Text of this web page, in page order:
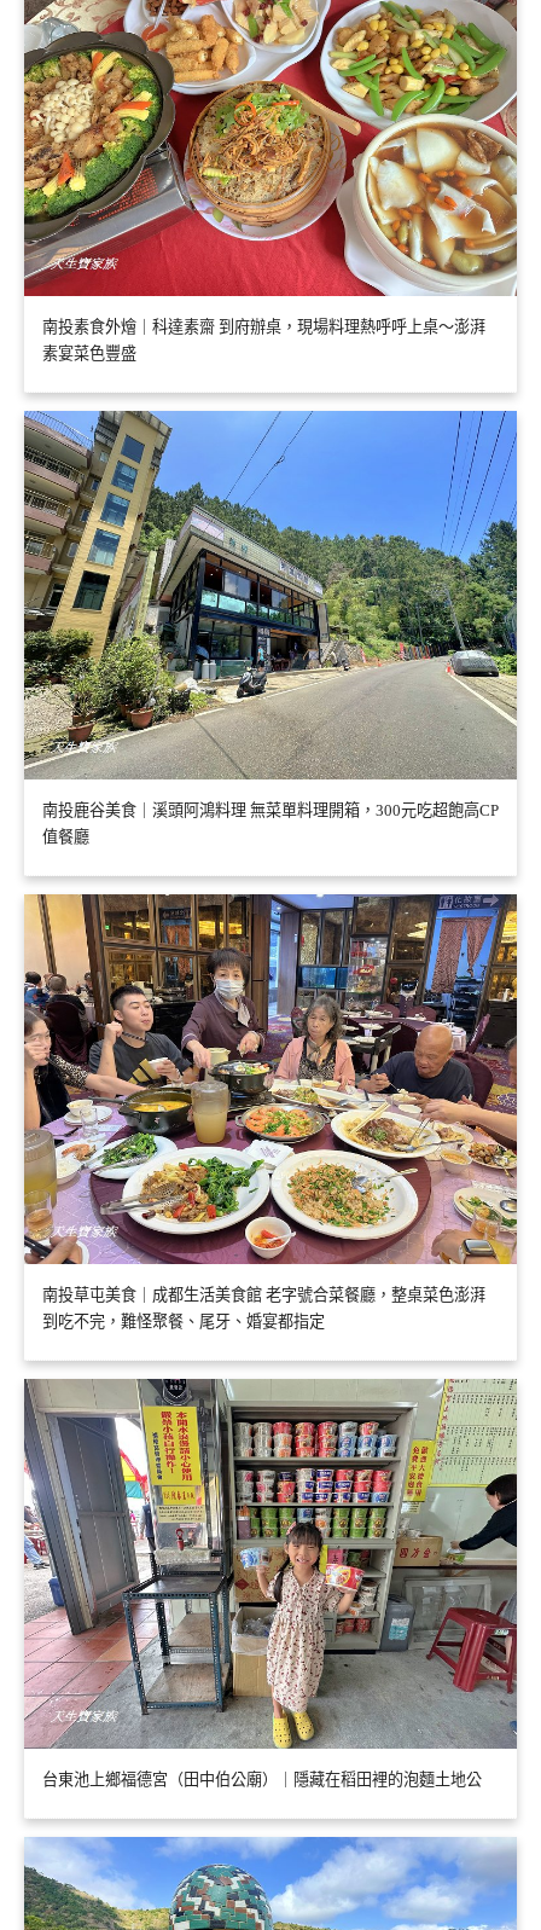
南投素食外燴｜科達素齋 到府辦桌，現場料理熱呼呼上桌～澎湃
素宴菜色豐盛
南投鹿谷美食｜溪頭阿鴻料理 無菜單料理開箱，300元吃超飽高CP
值餐廳
南投草屯美食｜成都生活美食館 老字號合菜餐廳，整桌菜色澎湃
到吃不完，難怪聚餐、尾牙、婚宴都指定
台東池上鄉福德宮（田中伯公廟）｜隱藏在稻田裡的泡麵土地公